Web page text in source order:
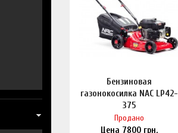
Бензиновая
газонокосилка NAC LP42-
375
Продано
Цена 7800грн.